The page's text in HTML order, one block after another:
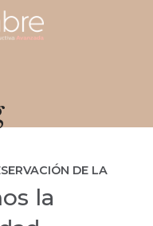
DE LA
la